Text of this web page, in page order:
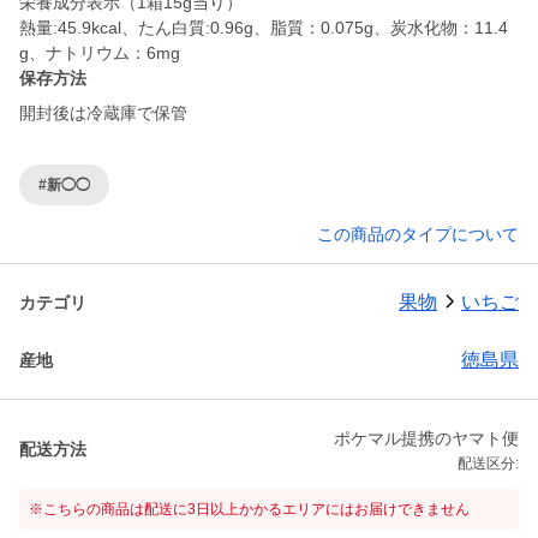
熱量:45.9kcal、たん白質:0.96g、脂質：0.075g、炭水化物：11.4
g、ナトリウム：6mg
保存方法
開封後は冷蔵庫で保管
#新◯◯
この商品のタイプについて
カテゴリ 果物 いちご
産地 徳島県
配送方法
ポケマル提携のヤマト便
配送区分:
※こちらの商品は配送に3日以上かかるエリアにはお届けできません